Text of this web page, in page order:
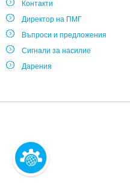
Контакти
Директор на ПМГ
Въпроси и предложения
Сигнали за насилие
Дарения